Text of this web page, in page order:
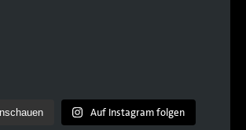
Auf Instagram folgen